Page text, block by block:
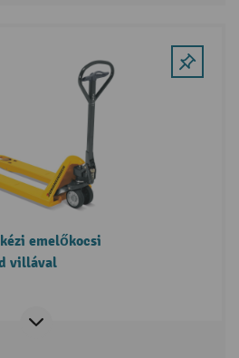
emelőkocsi
villával